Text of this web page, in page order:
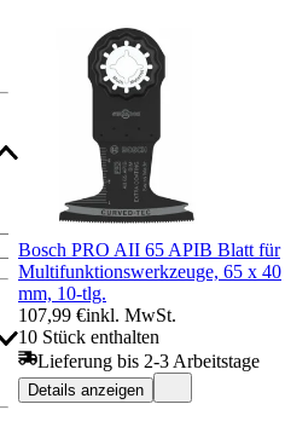
Bosch PRO AII 65 APIB Blatt für
Multifunktionswerkzeuge, 65 x 40
mm, 10-tlg.
107,99 €inkl. MwSt.
10 Stück enthalten
Lieferung bis 2-3 Arbeitstage
Details anzeigen